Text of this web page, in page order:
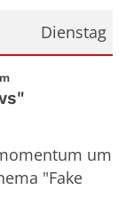
Dienstag
:
um
"Fake